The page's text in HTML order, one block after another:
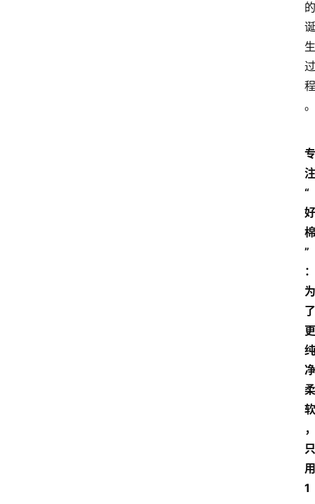
的
诞
生
过
程
。
专
注
“
好
棉
”
：
为
了
更
纯
净
柔
软
，
只
用
1